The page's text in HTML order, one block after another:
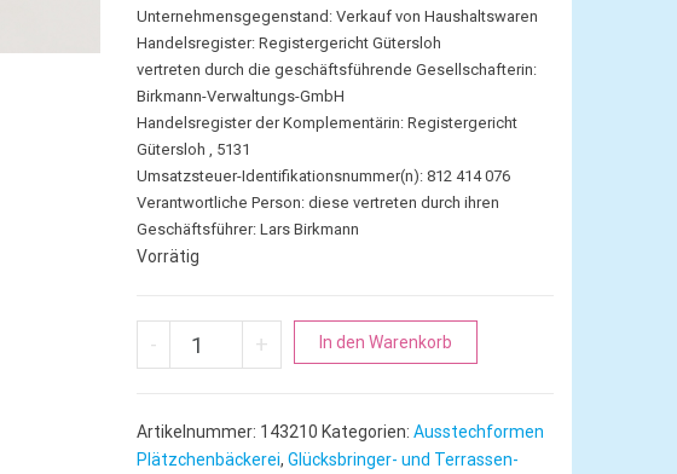
Unternehmensgegenstand: Verkauf von Haushaltswaren
Handelsregister: Registergericht Gütersloh
vertreten durch die geschäftsführende Gesellschafterin:
Birkmann-Verwaltungs-GmbH
Handelsregister der Komplementärin: Registergericht
Gütersloh , 5131
Umsatzsteuer-Identifikationsnummer(n): 812 414 076
Verantwortliche Person: diese vertreten durch ihren
Geschäftsführer: Lars Birkmann
Vorrätig
- Kreis | Mini Lebkuchen Ausstecher extra hoch Menge
+ In den Warenkorb
e
r
Artikelnummer: 143210 Kategorien: Ausstechformen
Plätzchenbäckerei, Glücksbringer- und Terrassen-